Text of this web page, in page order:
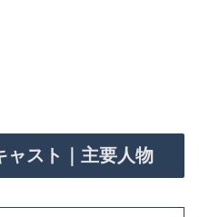
ャスト｜主要人物